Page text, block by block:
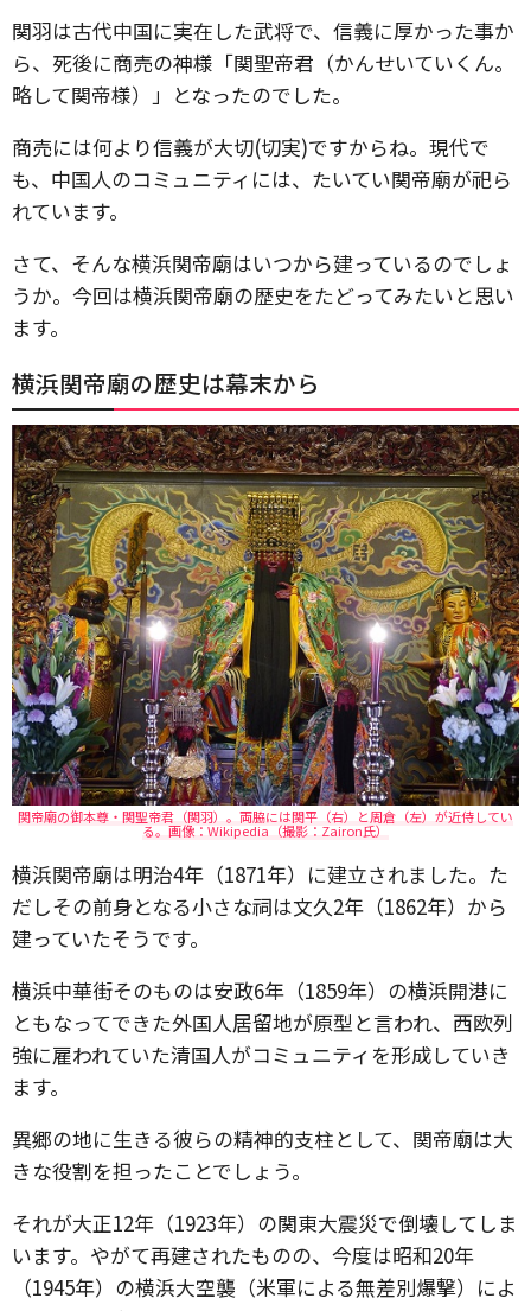
関羽は古代中国に実在した武将で、信義に厚かった事か
ら、死後に商売の神様「関聖帝君（かんせいていくん。
略して関帝様）」となったのでした。
商売には何より信義が大切(切実)ですからね。現代で
も、中国人のコミュニティには、たいてい関帝廟が祀ら
れています。
さて、そんな横浜関帝廟はいつから建っているのでしょ
うか。今回は横浜関帝廟の歴史をたどってみたいと思い
ます。
横浜関帝廟の歴史は幕末から
関帝廟の御本尊・関聖帝君（関羽）。両脇には関平（右）と周倉（左）が近侍してい
る。画像：Wikipedia（撮影：Zairon氏）
横浜関帝廟は明治4年（1871年）に建立されました。た
だしその前身となる小さな祠は文久2年（1862年）から
建っていたそうです。
横浜中華街そのものは安政6年（1859年）の横浜開港に
ともなってできた外国人居留地が原型と言われ、西欧列
強に雇われていた清国人がコミュニティを形成していき
ます。
異郷の地に生きる彼らの精神的支柱として、関帝廟は大
きな役割を担ったことでしょう。
それが大正12年（1923年）の関東大震災で倒壊してしま
います。やがて再建されたものの、今度は昭和20年
（1945年）の横浜大空襲（米軍による無差別爆撃）によ